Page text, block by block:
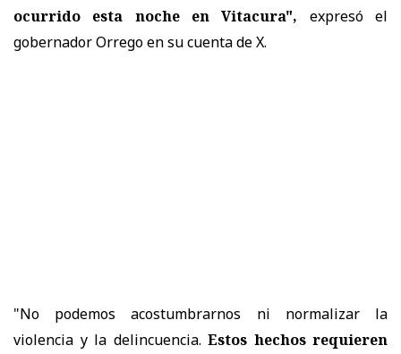
ocurrido esta noche en Vitacura", expresó el
gobernador Orrego en su cuenta de X.
"No podemos acostumbrarnos ni normalizar la
violencia y la delincuencia. Estos hechos requieren